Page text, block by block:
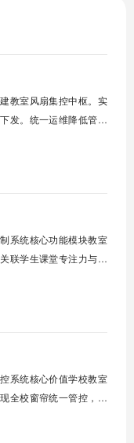
教室风扇集控中枢。实
发。统一运维降低管理
学环境温湿度适宜。数
控制。智能定时调度。
能耗监测统计。故障预
系统核心功能模块教室
联学生课堂专注力与学
扇控制系统，实现温度
防护六大模块一体化运
细化风扇管理方案。
系统核心价值学校教室
全校窗帘统一管控，提
完成全校窗帘开合，节